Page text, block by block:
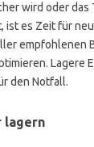
wird oder das
ist es Zeit für
empfohlenen
Lagere
den Notfall.
lagern